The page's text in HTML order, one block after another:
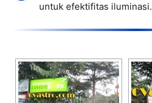
untuk efektifitas iluminasi.